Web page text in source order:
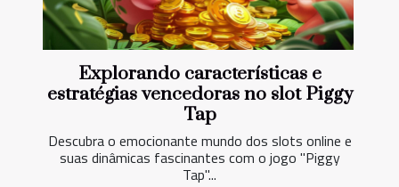
Explorando características e
estratégias vencedoras no slot Piggy
Tap
Descubra o emocionante mundo dos slots online e
suas dinâmicas fascinantes com o jogo "Piggy
Tap"...